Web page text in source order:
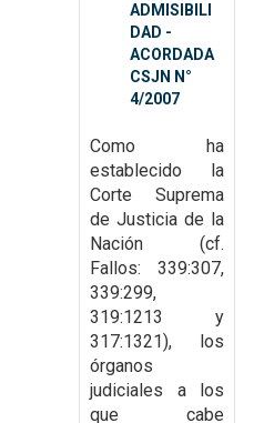
ADMISIBILI
DAD -
ACORDADA
CSJN N°
4/2007
Como ha
establecido la
Corte Suprema
de Justicia de la
Nación (cf.
Fallos: 339:307,
339:299,
319:1213 y
317:1321), los
órganos
judiciales a los
que cabe